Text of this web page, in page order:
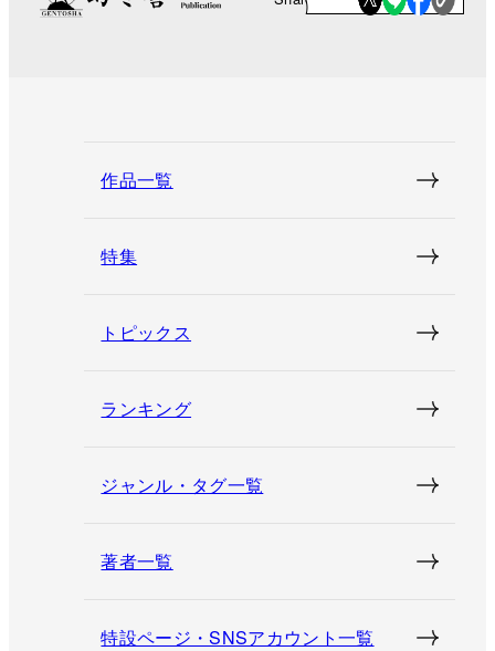
作品一覧
特集
トピックス
ランキング
ジャンル・タグ一覧
著者一覧
特設ページ・SNSアカウント一覧